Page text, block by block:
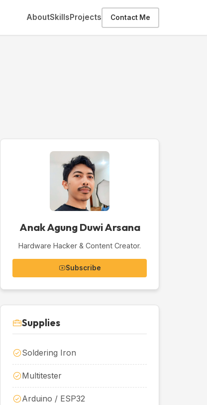
AboutSkillsProjects Contact Me
Anak Agung Duwi Arsana
Hardware Hacker & Content Creator.
Subscribe
Supplies
Soldering Iron
Multitester
Arduino / ESP32